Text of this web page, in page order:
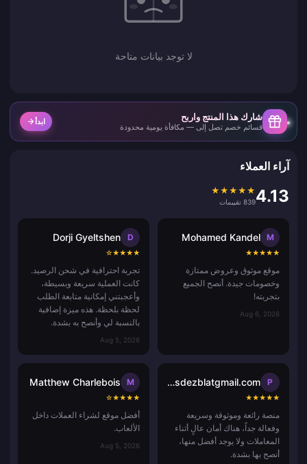
لا توجد بيانات متاحة
شارك هذا المنتج واربح
قسائم خصم تصل إلى — مكافأة يومية محدودة
ابدأ
آراء العملاء
4.13
★
★
★
★
★
839 تقييمات
M
Mohamed Kandel
★
★
★
★
★
موقع موثوق وعروض ممتازة
وخصومات جيدة. أنصح الجميع
بتجربته!
Aug 6, 2026
D
Dorji Gyeltshen
★
★
★
★
☆
تجربة احترافية في شحن الرصيد.
كانت العملية سريعة وبسيطة،
وأعجبتني إمكانية متابعة الطلب
لحظة بلحظة. هذه ميزة إضافية
بالنسبة لي وأنصح به بشدة.
Aug 5, 2026
P
pisdezblatgmail.com
★
★
★
★
★
منصة رائعة وموثوقة وسريعة
وفعالة جداً، هناك أمان عالٍ أثناء
المعاملات ولا يوجد أفضل منها،
أنصح بها بشدة.
M
Matthew Charlebois
★
★
★
★
☆
أفضل موقع لشراء العملات داخل
الألعاب.
Aug 5, 2026